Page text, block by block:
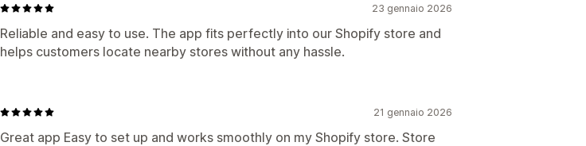
23 gennaio 2026
Reliable and easy to use. The app fits perfectly into our Shopify store and
helps customers locate nearby stores without any hassle.
21 gennaio 2026
Great app Easy to set up and works smoothly on my Shopify store. Store